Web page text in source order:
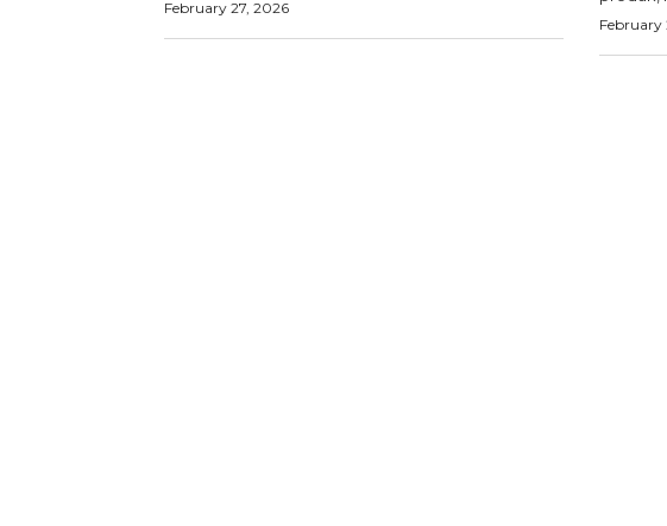
February 27, 2026
February